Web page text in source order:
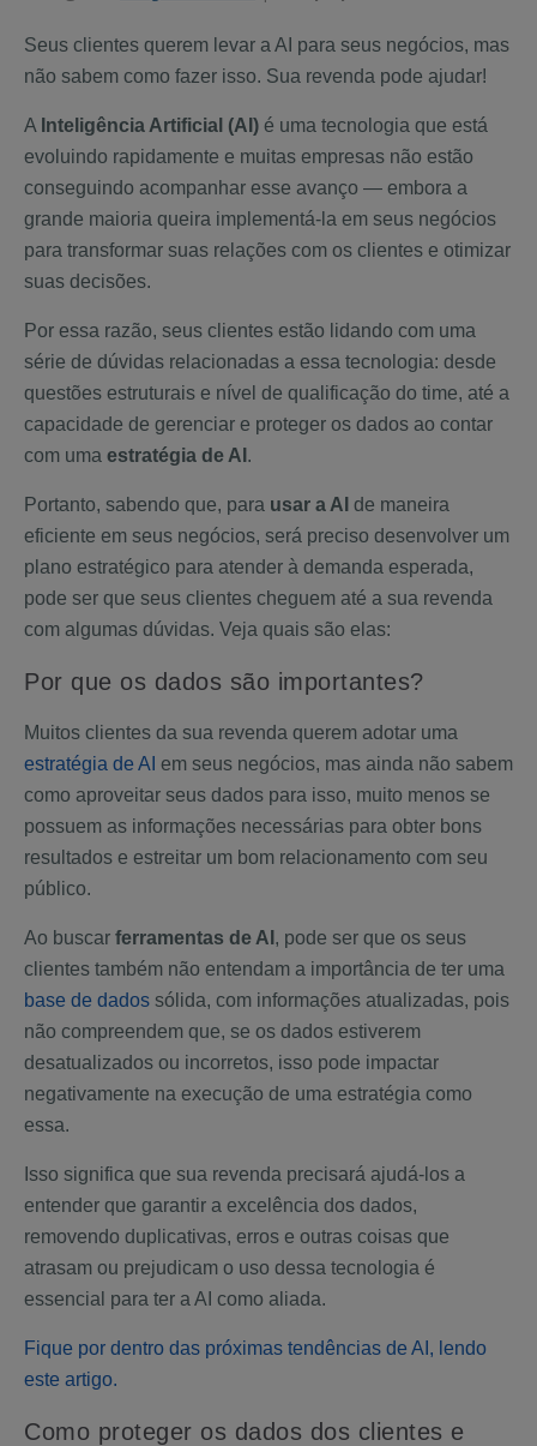
Seus clientes querem levar a AI para seus negócios, mas
não sabem como fazer isso. Sua revenda pode ajudar!
A Inteligência Artificial (AI) é uma tecnologia que está
evoluindo rapidamente e muitas empresas não estão
conseguindo acompanhar esse avanço — embora a
grande maioria queira implementá-la em seus negócios
para transformar suas relações com os clientes e otimizar
suas decisões.
Por essa razão, seus clientes estão lidando com uma
série de dúvidas relacionadas a essa tecnologia: desde
questões estruturais e nível de qualificação do time, até a
capacidade de gerenciar e proteger os dados ao contar
com uma estratégia de AI .
Portanto, sabendo que, para usar a AI de maneira
eficiente em seus negócios, será preciso desenvolver um
plano estratégico para atender à demanda esperada,
pode ser que seus clientes cheguem até a sua revenda
com algumas dúvidas. Veja quais são elas:
Por que os dados são importantes?
Muitos clientes da sua revenda querem adotar uma
estratégia de AI em seus negócios, mas ainda não sabem
como aproveitar seus dados para isso, muito menos se
possuem as informações necessárias para obter bons
resultados e estreitar um bom relacionamento com seu
público.
Ao buscar ferramentas de AI , pode ser que os seus
clientes também não entendam a importância de ter uma
base de dados sólida, com informações atualizadas, pois
não compreendem que, se os dados estiverem
desatualizados ou incorretos, isso pode impactar
negativamente na execução de uma estratégia como
essa.
Isso significa que sua revenda precisará ajudá-los a
entender que garantir a excelência dos dados,
removendo duplicativas, erros e outras coisas que
atrasam ou prejudicam o uso dessa tecnologia é
essencial para ter a AI como aliada.
Fique por dentro das próximas tendências de AI, lendo
este artigo.
Como proteger os dados dos clientes e